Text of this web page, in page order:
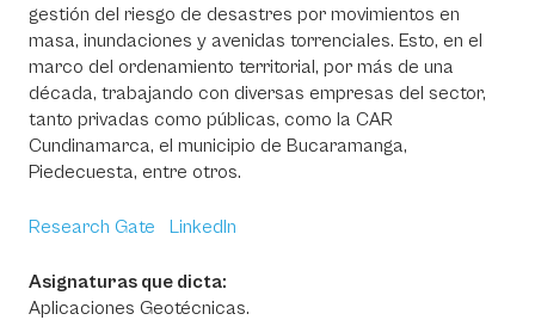
gestión del riesgo de desastres por movimientos en
masa, inundaciones y avenidas torrenciales. Esto, en el
marco del ordenamiento territorial, por más de una
década, trabajando con diversas empresas del sector,
tanto privadas como públicas, como la CAR
Cundinamarca, el municipio de Bucaramanga,
Piedecuesta, entre otros.
Research Gate LinkedIn
Asignaturas que dicta:
Aplicaciones Geotécnicas.